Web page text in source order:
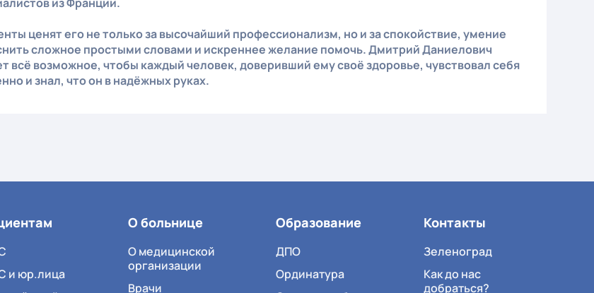
ценят его не только за высочайший профессионализм, но и за спокойствие, умение
сложное простыми словами и искреннее желание помочь. Дмитрий Даниелович
всё возможное, чтобы каждый человек, доверивший ему своё здоровье, чувствовал себя
и знал, что он в надёжных руках.
и юр.лица
О больнице
О медицинской
организации
Врачи
Образование
ДПО
Ординатура
Контакты
Зеленоград
Как до нас
добраться?